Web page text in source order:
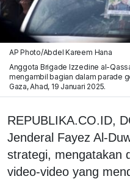
AP Photo/Abdel Kareem Hana
Anggota Brigade Izzedine al-
mengambil bagian dalam parade
Gaza, Ahad, 19 Januari 2025.
REPUBLIKA.CO.ID,
Jenderal Fayez Al-
strategi, mengatakan
video-video yang